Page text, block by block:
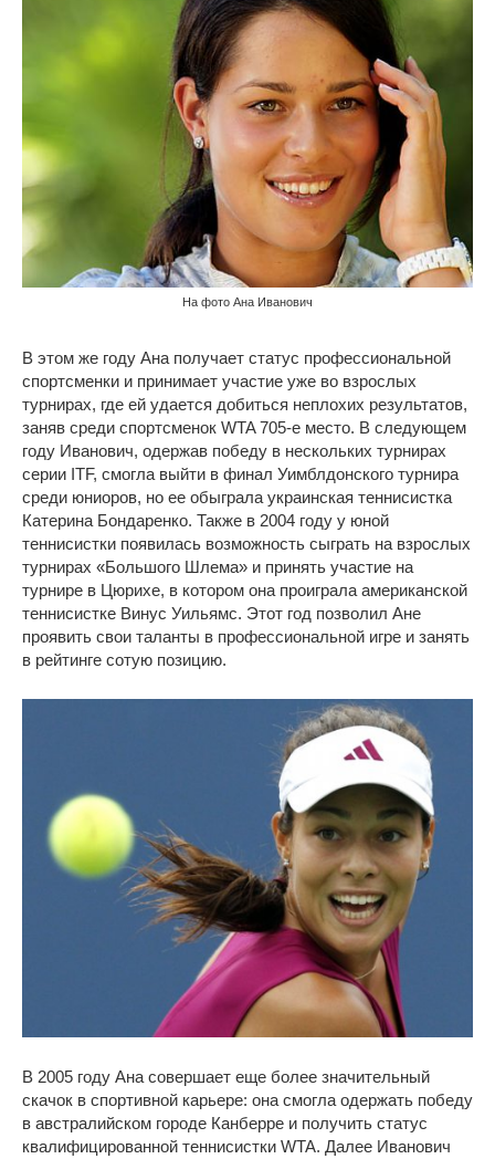
На фото Ана Иванович
В этом же году Ана получает статус профессиональной
спортсменки и принимает участие уже во взрослых
турнирах, где ей удается добиться неплохих результатов,
заняв среди спортсменок WTA 705-е место. В следующем
году Иванович, одержав победу в нескольких турнирах
серии ITF, смогла выйти в финал Уимблдонского турнира
среди юниоров, но ее обыграла украинская теннисистка
Катерина Бондаренко. Также в 2004 году у юной
теннисистки появилась возможность сыграть на взрослых
турнирах «Большого Шлема» и принять участие на
турнире в Цюрихе, в котором она проиграла американской
теннисистке Винус Уильямс. Этот год позволил Ане
проявить свои таланты в профессиональной игре и занять
в рейтинге сотую позицию.
В 2005 году Ана совершает еще более значительный
скачок в спортивной карьере: она смогла одержать победу
в австралийском городе Канберре и получить статус
квалифицированной теннисистки WTA. Далее Иванович